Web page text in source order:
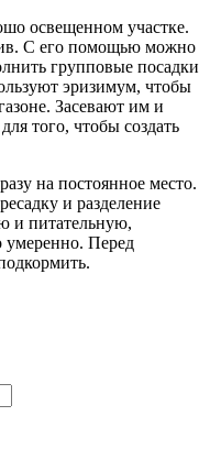
освещенном участке.
С его помощью можно
групповые посадки
эризимум, чтобы
Засевают им и
того, чтобы создать
на постоянное место.
и разделение
и питательную,
Перед